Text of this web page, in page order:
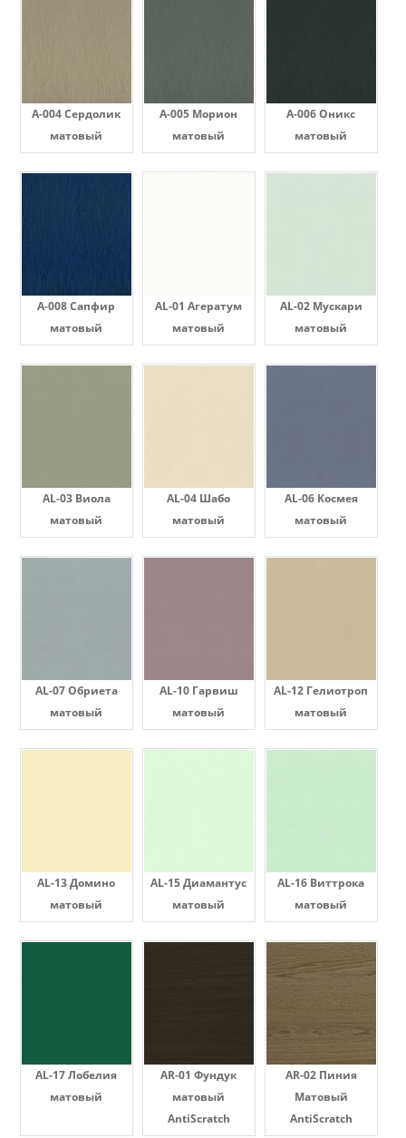
A-004 Сердолик
матовый
A-005 Морион
матовый
A-006 Оникс
матовый
A-008 Сапфир
матовый
AL-01 Агератум
матовый
AL-02 Мускари
матовый
AL-03 Виола
матовый
AL-04 Шабо
матовый
AL-06 Космея
матовый
AL-07 Обриета
матовый
AL-10 Гарвиш
матовый
AL-12 Гелиотроп
матовый
AL-13 Домино
матовый
AL-15 Диамантус
матовый
AL-16 Виттрока
матовый
AL-17 Лобелия
матовый
AR-01 Фундук
матовый
AntiScratch
AR-02 Пиния
Матовый
AntiScratch